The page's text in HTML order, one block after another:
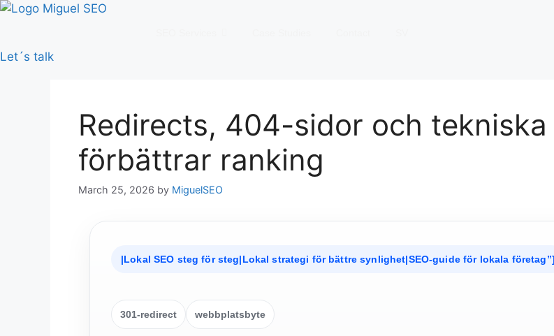
Skip
Let´s talk
Redirects, 404-sidor och
förbättrar ranking
March 25, 2026 by MiguelSEO
|Lokal SEO steg för steg|Lokal strategi för bättre synlighet|SEO-guide för lokala företag”]
301-redirect webbplatsbyte